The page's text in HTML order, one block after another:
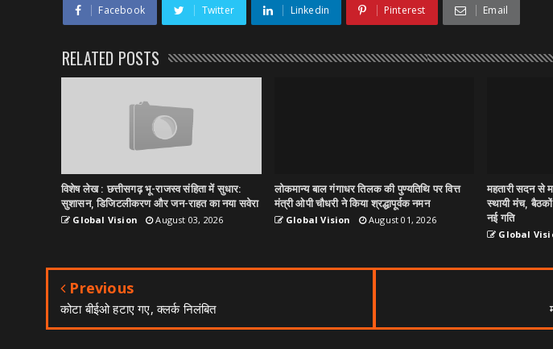
Facebook Twitter Linkedin Pinterest Email
RELATED POSTS
विशेष लेख : छत्तीसगढ़ भू-राजस्व संहिता में सुधार:
सुशासन, डिजिटलीकरण और जन-राहत का नया सवेरा
Global Vision August 03, 2026
लोकमान्य बाल गंगाधर तिलक की पुण्यतिथि पर वित्त
मंत्री ओपी चौधरी ने किया श्रद्धापूर्वक नमन
Global Vision August 01, 2026
महतारी सदन से
स्थायी मंच,
नई गति
Global
Previous
कोटा बीईओ हटाए गए, क्लर्क निलंबित